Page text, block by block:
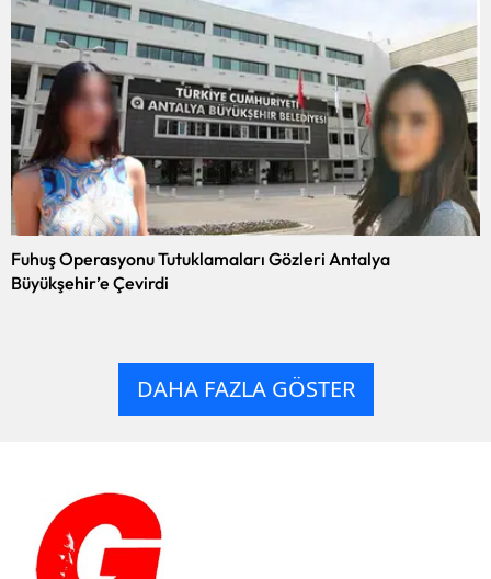
Fuhuş Operasyonu Tutuklamaları Gözleri Antalya
Büyükşehir’e Çevirdi
DAHA FAZLA GÖSTER